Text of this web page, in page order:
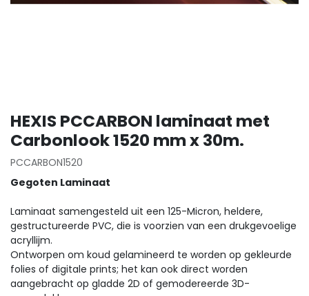
HEXIS PCCARBON laminaat met
Carbonlook 1520 mm x 30m.
PCCARBON1520
Gegoten Laminaat
Laminaat samengesteld uit een 125-Micron, heldere,
gestructureerde PVC, die is voorzien van een drukgevoelige
acryllijm.
Ontworpen om koud gelamineerd te worden op gekleurde
folies of digitale prints; het kan ook direct worden
aangebracht op gladde 2D of gemodereerde 3D-